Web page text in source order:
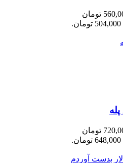
قیمت اصلی: 560,000 تومان
قیمت اصلی: 720,000 تومان